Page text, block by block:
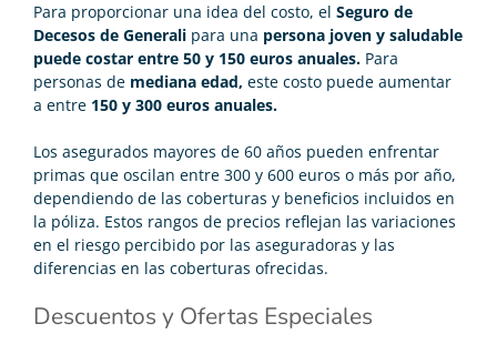
Para proporcionar una idea del costo, el Seguro de
Decesos de Generali para una persona joven y saludable
puede costar entre 50 y 150 euros anuales. Para
personas de mediana edad, este costo puede aumentar
a entre 150 y 300 euros anuales.
Los asegurados mayores de 60 años pueden enfrentar
primas que oscilan entre 300 y 600 euros o más por año,
dependiendo de las coberturas y beneficios incluidos en
la póliza. Estos rangos de precios reflejan las variaciones
en el riesgo percibido por las aseguradoras y las
diferencias en las coberturas ofrecidas.
Descuentos y Ofertas Especiales